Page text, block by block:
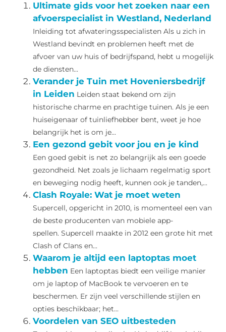
Ultimate gids voor het zoeken naar een
afvoerspecialist in Westland, Nederland
Inleiding tot afwateringsspecialisten Als u zich in
Westland bevindt en problemen heeft met de
afvoer van uw huis of bedrijfspand, hebt u mogelijk
de diensten...
Verander je Tuin met Hoveniersbedrijf
in Leiden Leiden staat bekend om zijn
historische charme en prachtige tuinen. Als je een
huiseigenaar of tuinliefhebber bent, weet je hoe
belangrijk het is om je...
Een gezond gebit voor jou en je kind
Een goed gebit is net zo belangrijk als een goede
gezondheid. Net zoals je lichaam regelmatig sport
en beweging nodig heeft, kunnen ook je tanden,...
Clash Royale: Wat je moet weten
Supercell, opgericht in 2010, is momenteel een van
de beste producenten van mobiele app-
spellen. Supercell maakte in 2012 een grote hit met
Clash of Clans en...
Waarom je altijd een laptoptas moet
hebben Een laptoptas biedt een veilige manier
om je laptop of MacBook te vervoeren en te
beschermen. Er zijn veel verschillende stijlen en
opties beschikbaar; het...
Voordelen van SEO uitbesteden